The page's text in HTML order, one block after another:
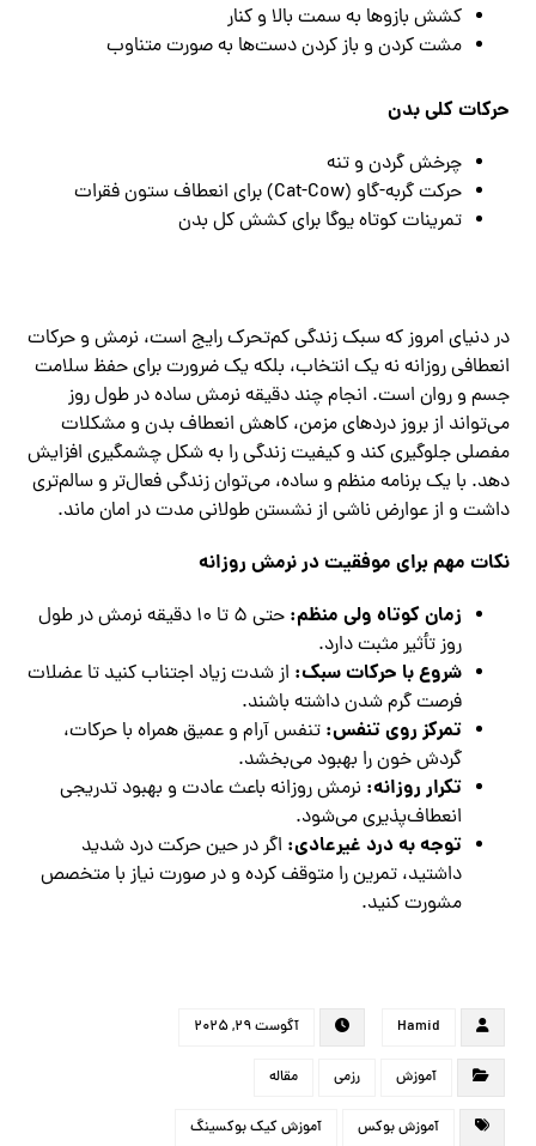
کشش بازوها به سمت بالا و کنار
مشت کردن و باز کردن دست‌ها به صورت متناوب
حرکات کلی بدن
چرخش گردن و تنه
حرکت گربه-گاو (Cat-Cow) برای انعطاف ستون فقرات
تمرینات کوتاه یوگا برای کشش کل بدن
در دنیای امروز که سبک زندگی کم‌تحرک رایج است، نرمش و حرکات
انعطافی روزانه نه یک انتخاب، بلکه یک ضرورت برای حفظ سلامت
جسم و روان است. انجام چند دقیقه نرمش ساده در طول روز
می‌تواند از بروز دردهای مزمن، کاهش انعطاف بدن و مشکلات
مفصلی جلوگیری کند و کیفیت زندگی را به شکل چشمگیری افزایش
دهد. با یک برنامه منظم و ساده، می‌توان زندگی فعال‌تر و سالم‌تری
داشت و از عوارض ناشی از نشستن طولانی مدت در امان ماند.
نکات مهم برای موفقیت در نرمش روزانه
زمان کوتاه ولی منظم:
حتی ۵ تا ۱۰ دقیقه نرمش در طول
روز تأثیر مثبت دارد.
شروع با حرکات سبک: از شدت زیاد اجتناب کنید تا عضلات
فرصت گرم شدن داشته باشند.
تمرکز روی تنفس: تنفس آرام و عمیق همراه با حرکات،
گردش خون را بهبود می‌بخشد.
تکرار روزانه: نرمش روزانه باعث عادت و بهبود تدریجی
انعطاف‌پذیری می‌شود.
توجه به درد غیرعادی: اگر در حین حرکت درد شدید
داشتید، تمرین را متوقف کرده و در صورت نیاز با متخصص
مشورت کنید.
Hamid آگوست ۲۹, ۲۰۲۵
آموزش رزمی مقاله
آموزش بوکس آموزش کیک بوکسینگ